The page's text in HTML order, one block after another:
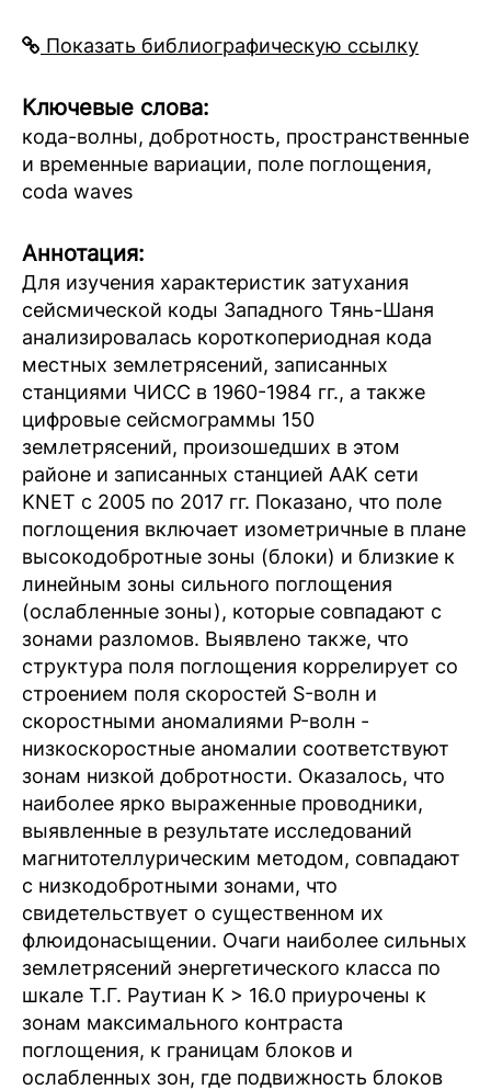
Показать библиографическую ссылку
Ключевые слова:
кода-волны, добротность, пространственные
и временные вариации, поле поглощения,
сoda waves
Аннотация:
Для изучения характеристик затухания
сейсмической коды Западного Тянь-Шаня
анализировалась короткопериодная кода
местных землетрясений, записанных
станциями ЧИСС в 1960-1984 гг., а также
цифровые сейсмограммы 150
землетрясений, произошедших в этом
районе и записанных станцией AAK сети
KNET с 2005 по 2017 гг. Показано, что поле
поглощения включает изометричные в плане
высокодобротные зоны (блоки) и близкие к
линейным зоны сильного поглощения
(ослабленные зоны), которые совпадают с
зонами разломов. Выявлено также, что
структура поля поглощения коррелирует со
строением поля скоростей S-волн и
скоростными аномалиями P-волн -
низкоскоростные аномалии соответствуют
зонам низкой добротности. Оказалось, что
наиболее ярко выраженные проводники,
выявленные в результате исследований
магнитотеллурическим методом, совпадают
с низкодобротными зонами, что
свидетельствует о существенном их
флюидонасыщении. Очаги наиболее сильных
землетрясений энергетического класса по
шкале Т.Г. Раутиан K > 16.0 приурочены к
зонам максимального контраста
поглощения, к границам блоков и
ослабленных зон, где подвижность блоков